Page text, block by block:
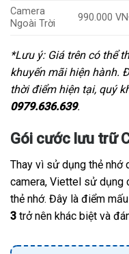
Camera
Ngoài Trời
990.000
*Lưu ý: Giá trên có thể
khuyến mãi hiện hành.
thời điểm hiện tại, quý
0979.636.639.
Gói cước lưu trữ
Thay vì sử dụng thẻ nhớ
camera, Viettel sử dụng
thẻ nhớ. Đây là điểm
3 trở nên khác biệt và